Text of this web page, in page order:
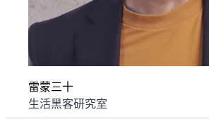
雷蒙三十
生活黑客研究室